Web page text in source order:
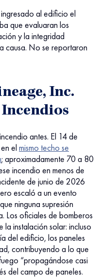
al edificio el
que evaluaran los
y la integridad
causa. No se reportaron
Inc.
antes. El 14 de
el mismo techo se
; aproximadamente 70 a 80
incendio en menos de
de junio de 2026
escaló a un evento
ninguna supresión
Los oficiales de bomberos
instalación solar: incluso
del edificio, los paneles
contribuyendo a lo que
“propagándose casi
del campo de paneles.